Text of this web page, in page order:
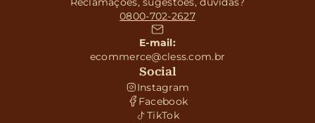
0800-702-2627
E-mail:
ecommerce@cless.com.br
Social
Instagram
Facebook
TikTok